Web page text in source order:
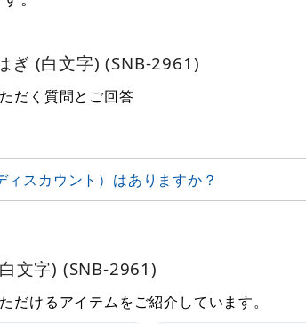
ぎ (白文字) (SNB-2961)
だく質問とご回答
スカウント）はありますか？
文字) (SNB-2961)
けるアイテムをご紹介しています。